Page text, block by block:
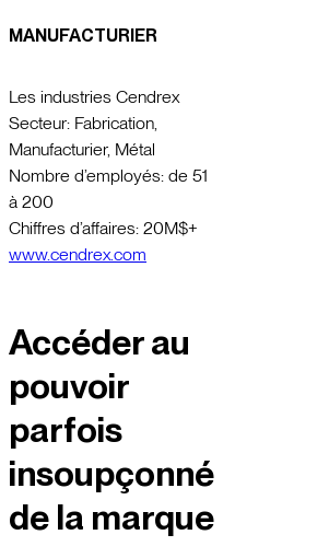
MANUFACTURIER
Les industries Cendrex
Secteur: Fabrication,
Manufacturier, Métal
Nombre d’employés: de 51
à 200
Chiffres d’affaires: 20M$+
www.cendrex.com
Accéder au
pouvoir
parfois
insoupçonné
de la marque